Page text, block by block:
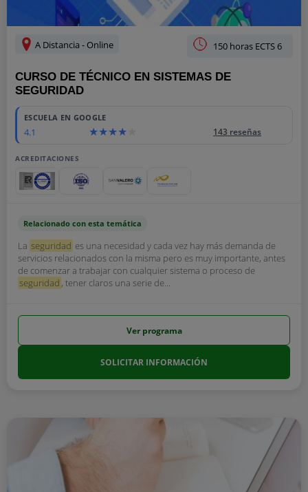
A Distancia - Online 150 horas ECTS 6
CURSO DE TÉCNICO EN SISTEMAS DE
SEGURIDAD
ESCUELA EN GOOGLE
4.1 143 reseñas
ACREDITACIONES
Relacionado con esta temática
La seguridad es una necesidad y cada vez hay más demanda de
servicios relacionados con la misma pero es muy importante, antes
de comenzar a trabajar con cualquier sistema o proceso de
seguridad , tener claros una serie de...
Ver programa
SOLICITAR INFORMACIÓN